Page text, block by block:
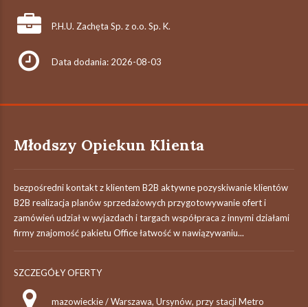
P.H.U. Zachęta Sp. z o.o. Sp. K.
Data dodania: 2026-08-03
Młodszy Opiekun Klienta
bezpośredni kontakt z klientem B2B aktywne pozyskiwanie klientów
B2B realizacja planów sprzedażowych przygotowywanie ofert i
zamówień udział w wyjazdach i targach współpraca z innymi działami
firmy znajomość pakietu Office łatwość w nawiązywaniu...
SZCZEGÓŁY OFERTY
mazowieckie / Warszawa, Ursynów, przy stacji Metro